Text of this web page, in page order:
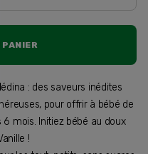
: des saveurs inédites
pour offrir à bébé de
mois. Initiez bébé au doux
!